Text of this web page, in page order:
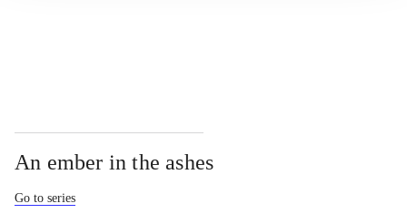
An ember in the ashes
Go to series